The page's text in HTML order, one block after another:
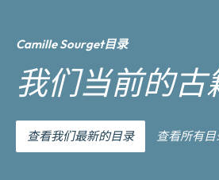
Camille Sourget目录
我们当前的古
查看我们最新的目录 查看所有目